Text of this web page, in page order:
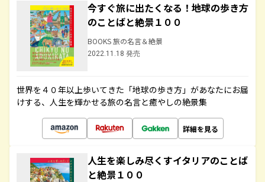
今すぐ旅に出たくなる！地球の歩き方
のことばと絶景１００
BOOKS 旅の名言＆絶景
2022.11.18 発売
世界を４０年以上歩いてきた「地球の歩き方」があなたにお届
けする、人生を輝かせる旅の名言と癒やしの絶景集
詳細を見る
人生を楽しみ尽くすイタリアのことば
と絶景１００